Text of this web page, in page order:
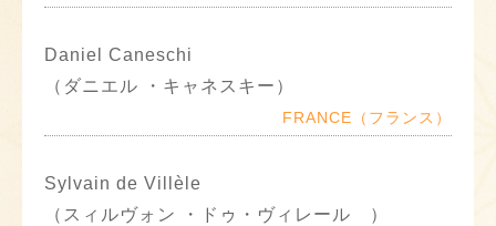
Daniel Caneschi
（ダニエル ・キャネスキー）
FRANCE（フランス）
Sylvain de Villèle
（スィルヴォン ・ドゥ・ヴィレール ）